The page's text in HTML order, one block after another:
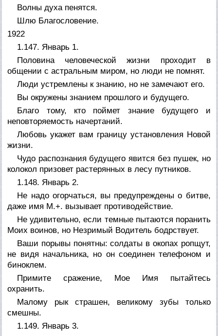
Волны духа пенятся.
Шлю Благословение.
1922
1.147. Январь 1.
Половина человеческой жизни проходит в
общении с астральным миром, но люди не помнят.
Люди устремлены к знанию, но не замечают его.
Вы окружены знанием прошлого и будущего.
Благо тому, кто поймет знание будущего и
неповторяемость начертаний.
Любовь укажет вам границу установления Новой
жизни.
Чудо распознания будущего явится без пушек, но
колокол призовет растерянных в лесу путников.
1.148. Январь 2.
Не надо огорчаться, вы предупреждены о битве,
даже имя М.+. вызывает противодействие.
Не удивительно, если темные пытаются поранить
Моих воинов, но Незримый Водитель бодрствует.
Ваши порывы понятны: солдаты в окопах ропщут,
не видя начальника, но он соединен телефоном и
биноклем.
Примите сражение, Мое Имя пытайтесь
охранить.
Малому рык страшен, великому зубы только
смешны.
1.149. Январь 3.